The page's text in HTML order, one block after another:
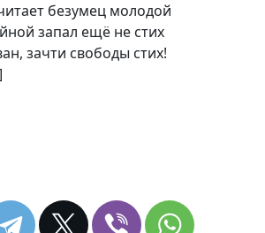
безумец молодой
запал ещё не стих
зачти свободы стих!